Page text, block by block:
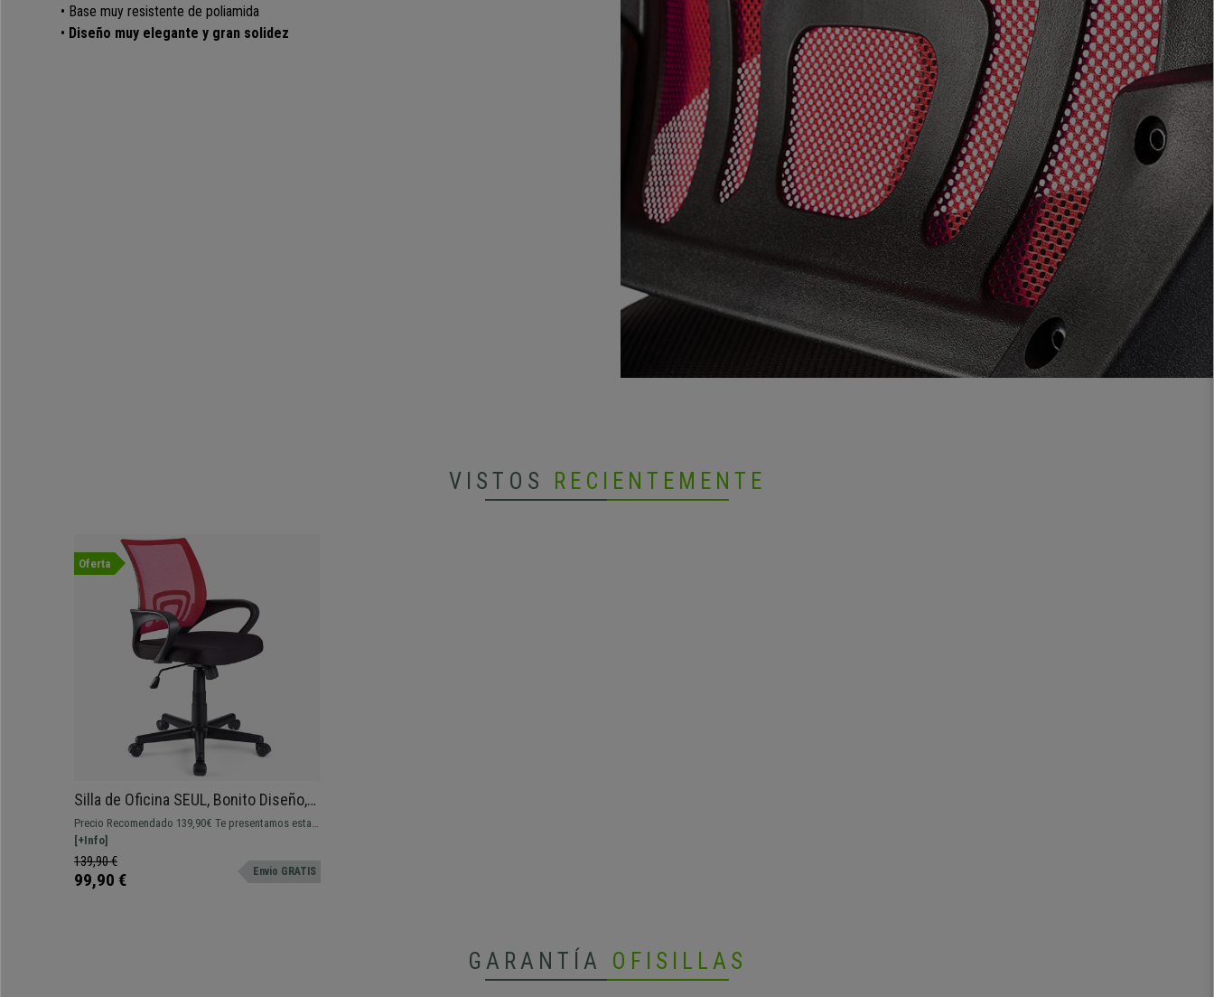
• Base muy resistente de poliamida
• Diseño muy elegante y gran solidez
VISTOS RECIENTEMENTE
Oferta
Silla de Oficina SEUL, Bonito Diseño,
Gran Asiento Acolchado, Color Rojo
Precio Recomendado 139,90€ Te presentamos esta
silla de oficina modelo SEUL de bonito diseño
disponible en varios colores diferentes. Su asiento
de malla acolchado la hace muy cómoda.
[+Info]
139,90 €
99,90 € Envio GRATIS
GARANTÍA OFISILLAS